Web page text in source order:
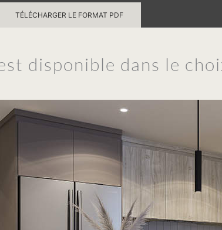
TÉLÉCHARGER LE FORMAT PDF
disponible dans le